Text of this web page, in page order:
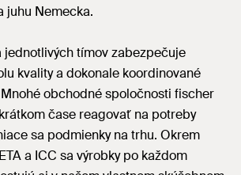
juhu Nemecka.
jednotlivých tímov zabezpečuje
kvality a dokonale koordinované
obchodné spoločnosti fischer
čase reagovať na potreby
sa podmienky na trhu. Okrem
a ICC sa výrobky po každom